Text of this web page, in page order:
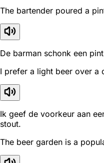
The bartender poured a
De barman schonk een
I prefer a light beer over a
Ik geef de voorkeur aan
stout.
The beer garden is a